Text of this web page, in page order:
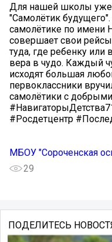
Для нашей школы уже
"Самолётик
самолётике по имени
совершает свои
туда, где ребенку
вера в чудо. Каждый
исходят большая
первоклассники
самолётики с
#Росдетцентр
МБОУ "Сороченская
29
ПОДЕЛИТЕСЬ